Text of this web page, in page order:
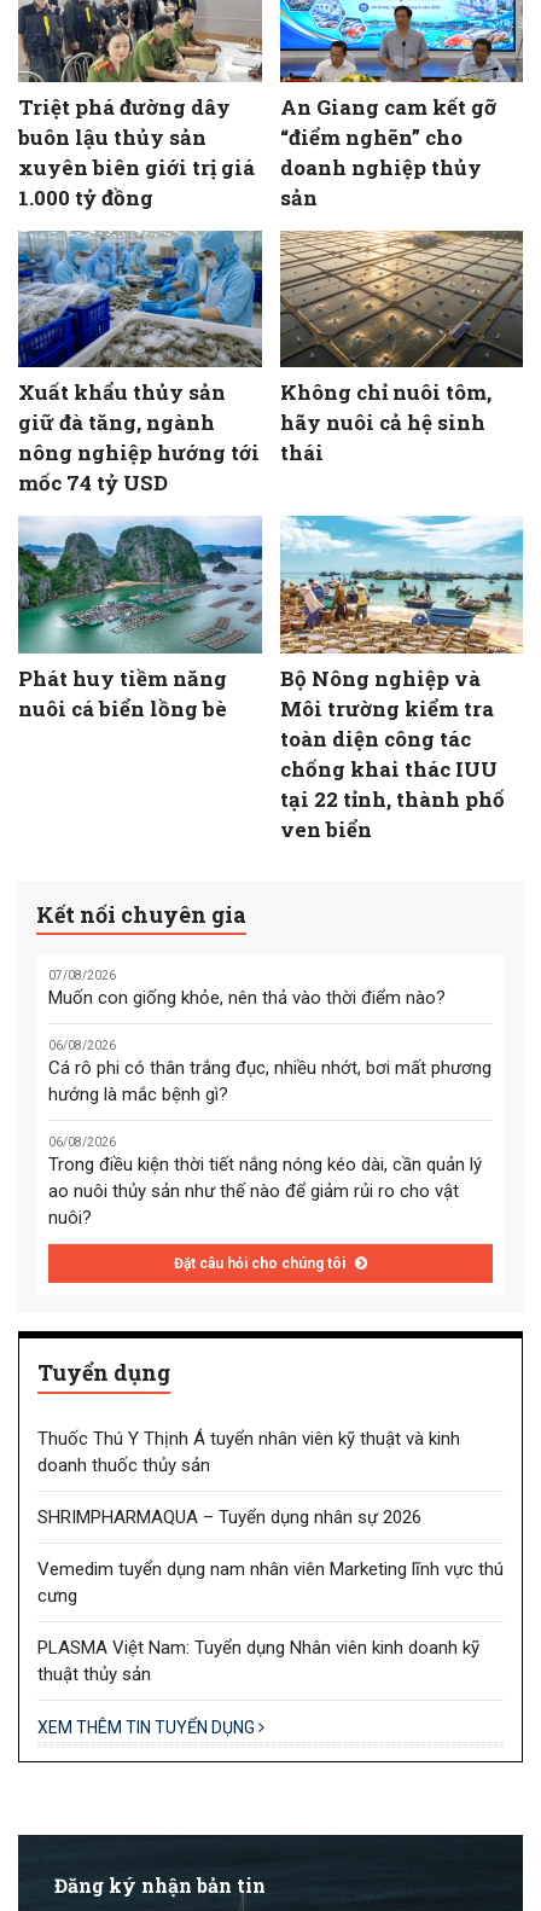
Triệt phá đường dây
buôn lậu thủy sản
xuyên biên giới trị giá
1.000 tỷ đồng
An Giang cam kết gỡ
“điểm nghẽn” cho
doanh nghiệp thủy
sản
Xuất khẩu thủy sản
giữ đà tăng, ngành
nông nghiệp hướng tới
mốc 74 tỷ USD
Không chỉ nuôi tôm,
hãy nuôi cả hệ sinh
thái
Phát huy tiềm năng
nuôi cá biển lồng bè
Bộ Nông nghiệp và
Môi trường kiểm tra
toàn diện công tác
chống khai thác IUU
tại 22 tỉnh, thành phố
ven biển
Kết nối chuyên gia
07/08/2026
Muốn con giống khỏe, nên thả vào thời điểm nào?
06/08/2026
Cá rô phi có thân trắng đục, nhiều nhớt, bơi mất phương
hướng là mắc bệnh gì?
06/08/2026
Trong điều kiện thời tiết nắng nóng kéo dài, cần quản lý
ao nuôi thủy sản như thế nào để giảm rủi ro cho vật
nuôi?
Đặt câu hỏi cho chúng tôi
Tuyển dụng
Thuốc Thú Y Thịnh Á tuyển nhân viên kỹ thuật và kinh
doanh thuốc thủy sản
SHRIMPHARMAQUA – Tuyển dụng nhân sự 2026
Vemedim tuyển dụng nam nhân viên Marketing lĩnh vực thú
cưng
PLASMA Việt Nam: Tuyển dụng Nhân viên kinh doanh kỹ
thuật thủy sản
XEM THÊM TIN TUYỂN DỤNG
Đăng ký nhận bản tin